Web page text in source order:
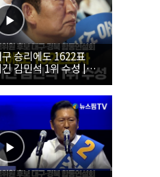
승리에도 1622표
김민석 1위 수성 |
당대표·최고위원 후
회